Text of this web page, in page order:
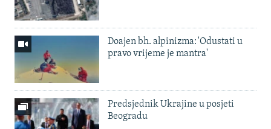
Doajen bh. alpinizma: 'Odustati u
pravo vrijeme je mantra'
Predsjednik Ukrajine u posjeti
Beogradu